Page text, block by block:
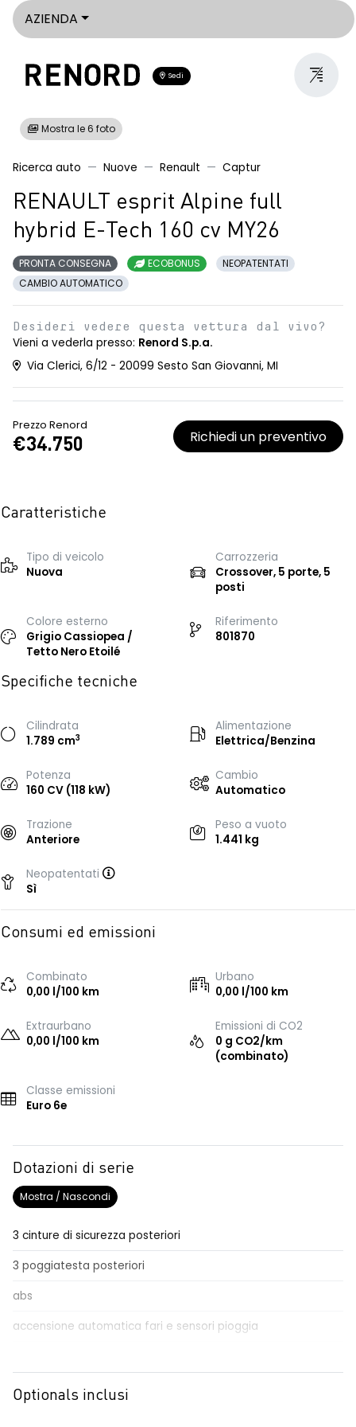
AZIENDA
Sedi
Mostra le 6 foto
Ricerca auto Nuove Renault Captur
RENAULT esprit Alpine full
hybrid E-Tech 160 cv MY26
PRONTA CONSEGNA ECOBONUS
NEOPATENTATI
CAMBIO AUTOMATICO
Desideri vedere questa vettura dal vivo?
Vieni a vederla presso: Renord S.p.a.
Via Clerici, 6/12 - 20099 Sesto San Giovanni, MI
Prezzo Renord
€34.750 Richiedi un preventivo
Caratteristiche
Tipo di veicolo
Nuova
Carrozzeria
Crossover, 5 porte, 5
posti
Colore esterno
Grigio Cassiopea /
Tetto Nero Etoilé
Riferimento
801870
Specifiche tecniche
Cilindrata
1.789 cm3
Alimentazione
Elettrica/Benzina
Potenza
160 CV (118 kW)
Cambio
Automatico
Trazione
Anteriore
Peso a vuoto
1.441 kg
Neopatentati
Sì
Consumi ed emissioni
Combinato
0,00 l/100 km
Urbano
0,00 l/100 km
Extraurbano
0,00 l/100 km
Emissioni di CO2
0 g CO2/km
(combinato)
Classe emissioni
Euro 6e
Dotazioni di serie
Mostra / Nascondi
3 cinture di sicurezza posteriori
3 poggiatesta posteriori
abs
accensione automatica fari e sensori pioggia
Aggiornamento del sistema, incluso per 5 anni
Optionals inclusi